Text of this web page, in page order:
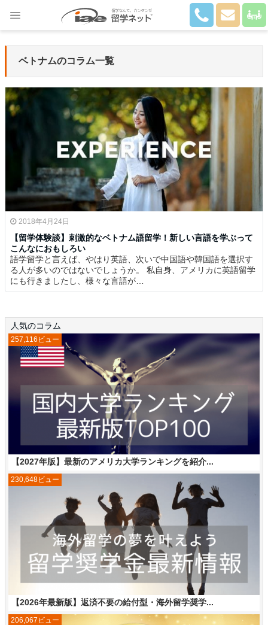
ベトナムのコラム一覧
2018年4月24日
【留学体験談】刺激的なベトナム語留学！新しい言語を学ぶって
こんなにおもしろい
語学留学と言えば、やはり英語、次いで中国語や韓国語を選択す
る人が多いのではないでしょうか。 私自身、アメリカに英語留学
にも行きましたし、様々な言語が…
人気のコラム
【2027年版】最新のアメリカ大学ランキングを紹介...
257,116ビュー
【2026年最新版】返済不要の給付型・海外留学奨学...
230,648ビュー
206,067ビュー